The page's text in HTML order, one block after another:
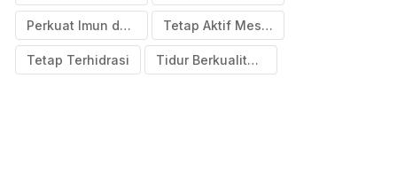
Perkuat Imun dengan Makanan Bergizi Tetap Aktif Meski Cuaca Tak Menentu
Tetap Terhidrasi Tidur Berkualitas Adalah Kunci